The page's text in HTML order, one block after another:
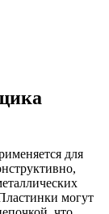
для
могут